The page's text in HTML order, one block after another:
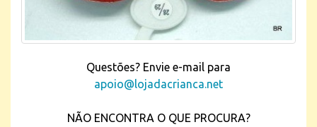
Questões? Envie e-mail para
apoio@lojadacrianca.net
NÃO ENCONTRA O QUE PROCURA?